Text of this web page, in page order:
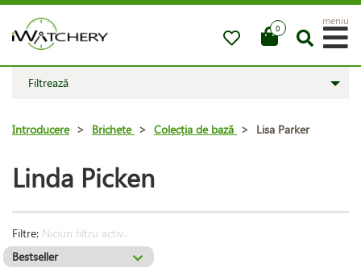
0
meniu
Filtrează
Introducere > Brichete > Colecția de bază > Lisa Parker
Linda Picken
Filtre: Niciun filtru activ.